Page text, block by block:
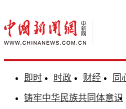
即时 时政 财经 同
铸牢中华民族共同体意识